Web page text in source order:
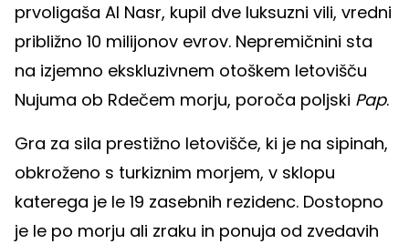
prvoligaša Al Nasr, kupil dve luksuzni vili, vredni
približno 10 milijonov evrov. Nepremičnini sta
na izjemno ekskluzivnem otoškem letovišču
Nujuma ob Rdečem morju, poroča poljski Pap.
Gra za sila prestižno letovišče, ki je na sipinah,
obkroženo s turkiznim morjem, v sklopu
katerega je le 19 zasebnih rezidenc. Dostopno
je le po morju ali zraku in ponuja od zvedavih